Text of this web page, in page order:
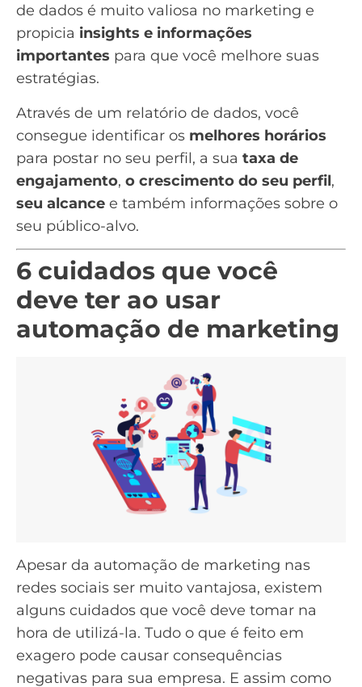
de dados é muito valiosa no marketing e
propicia insights e informações
importantes para que você melhore suas
estratégias.
Através de um relatório de dados, você
consegue identificar os melhores horários
para postar no seu perfil, a sua taxa de
engajamento, o crescimento do seu perfil,
seu alcance e também informações sobre o
seu público-alvo.
6 cuidados que você
deve ter ao usar
automação de marketing
Apesar da automação de marketing nas
redes sociais ser muito vantajosa, existem
alguns cuidados que você deve tomar na
hora de utilizá-la. Tudo o que é feito em
exagero pode causar consequências
negativas para sua empresa. E assim como